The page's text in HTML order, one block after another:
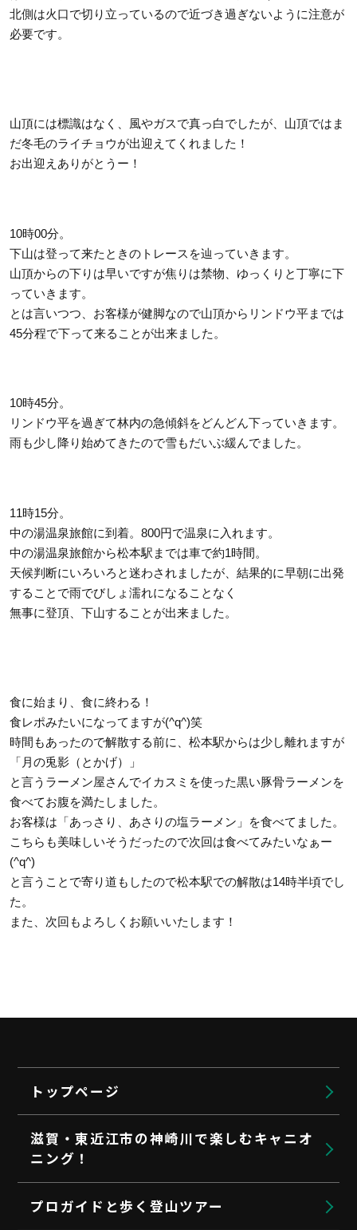
北側は火口で切り立っているので近づき過ぎないように注意が
必要です。
山頂には標識はなく、風やガスで真っ白でしたが、山頂ではま
だ冬毛のライチョウが出迎えてくれました！
お出迎えありがとうー！
10時00分。
下山は登って来たときのトレースを辿っていきます。
山頂からの下りは早いですが焦りは禁物、ゆっくりと丁寧に下
っていきます。
とは言いつつ、お客様が健脚なので山頂からリンドウ平までは
45分程で下って来ることが出来ました。
10時45分。
リンドウ平を過ぎて林内の急傾斜をどんどん下っていきます。
雨も少し降り始めてきたので雪もだいぶ緩んでました。
11時15分。
中の湯温泉旅館に到着。800円で温泉に入れます。
中の湯温泉旅館から松本駅までは車で約1時間。
天候判断にいろいろと迷わされましたが、結果的に早朝に出発
することで雨でびしょ濡れになることなく
無事に登頂、下山することが出来ました。
食に始まり、食に終わる！
食レポみたいになってますが(^q^)笑
時間もあったので解散する前に、松本駅からは少し離れますが
「月の兎影（とかげ）」
と言うラーメン屋さんでイカスミを使った黒い豚骨ラーメンを
食べてお腹を満たしました。
お客様は「あっさり、あさりの塩ラーメン」を食べてました。
こちらも美味しいそうだったので次回は食べてみたいなぁー
(^q^)
と言うことで寄り道もしたので松本駅での解散は14時半頃でし
た。
また、次回もよろしくお願いいたします！
トップページ
滋賀・東近江市の神崎川で楽しむキャニオ
ニング！
プロガイドと歩く登山ツアー